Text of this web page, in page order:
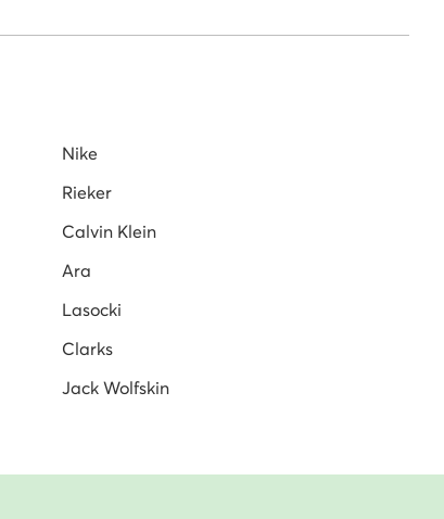
Karl Lagerfeld Schuhe
Nike
Rieker
Calvin Klein
Ara
Lasocki
Clarks
Jack Wolfskin